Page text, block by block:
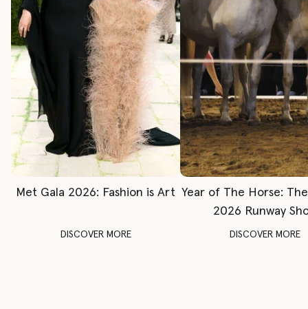
Met Gala 2026: Fashion is Art
DISCOVER MORE
Year of The Horse:
2026 Runway
DISCOVER MORE